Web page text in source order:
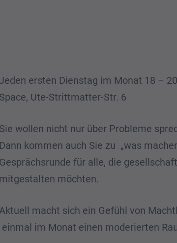
ersten Dienstag im Monat 18 –
Space, Ute-Strittmatter-Str. 6
Sie wollen nicht nur über Probleme
Dann kommen auch Sie zu „was
Gesprächsrunde für alle, die
mitgestalten möchten.
macht sich ein Gefühl von
im Monat einen moderierten